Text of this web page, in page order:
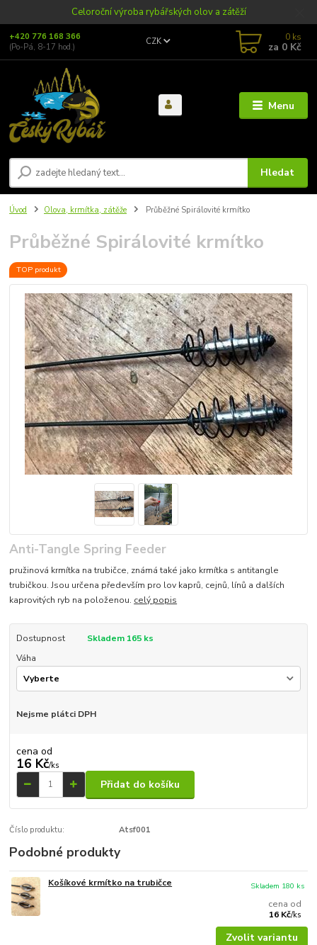
Celoroční výroba rybářských olov a zátěží
Menu
CZK
Hledat
+420 776 168 366
(Po-Pá, 8-17 hod.)
0 ks
za 0 Kč
Úvod Olova, krmítka, zátěže Průběžné Spirálovité krmítko
Průběžné Spirálovité krmítko
TOP produkt
Anti-Tangle Spring Feeder
pružinová krmítka na trubičce, známá také jako krmítka s antitangle
trubičkou. Jsou určena především pro lov kaprů, cejnů, línů a dalších
kaprovitých ryb na položenou. celý popis
Dostupnost
Skladem 165 ks
Váha
Nejsme plátci DPH
cena od
16 Kč/ks
Přidat do košíku
Číslo produktu: Atsf001
Podobné produkty
Košíkové krmítko na trubičce
cena od
16 Kč/ks
Skladem 180 ks
Zvolit variantu